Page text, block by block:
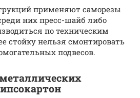
применяют саморезы
них пресс-шайб либо
по техническим
стойку нельзя смонтировать
подвесов.